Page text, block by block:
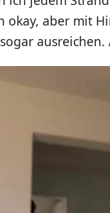
okay, aber mit